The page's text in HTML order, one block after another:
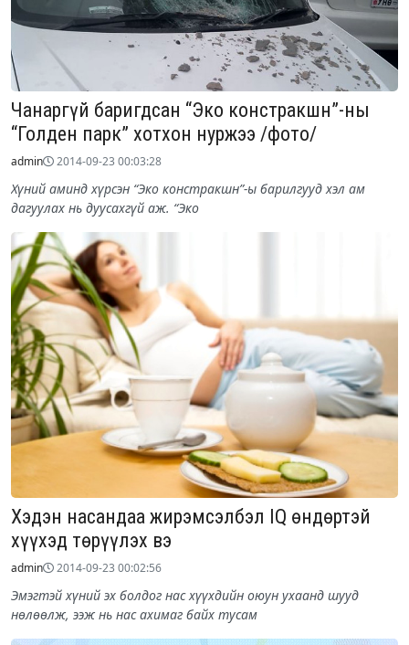
Чанаргүй баригдсан “Эко констракшн”-ны
“Голден парк” хотхон нуржээ /фото/
admin 2014-09-23 00:03:28
Хүний аминд хүрсэн “Эко констракшн”-ы барилгууд хэл ам
дагуулах нь дуусахгүй аж. “Эко
Хэдэн насандаа жирэмсэлбэл IQ өндөртэй
хүүхэд төрүүлэх вэ
admin 2014-09-23 00:02:56
Эмэгтэй хүний эх болдог нас хүүхдийн оюун ухаанд шууд
нөлөөлж, ээж нь нас ахимаг байх тусам